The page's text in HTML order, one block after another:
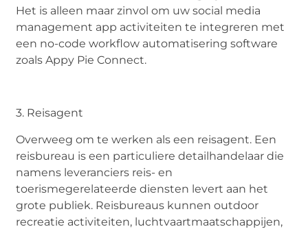
Het is alleen maar zinvol om uw social media
management app activiteiten te integreren met
een no-code workflow automatisering software
zoals Appy Pie Connect.
3. Reisagent
Overweeg om te werken als een reisagent. Een
reisbureau is een particuliere detailhandelaar die
namens leveranciers reis- en
toerismegerelateerde diensten levert aan het
grote publiek. Reisbureaus kunnen outdoor
recreatie activiteiten, luchtvaartmaatschappijen,